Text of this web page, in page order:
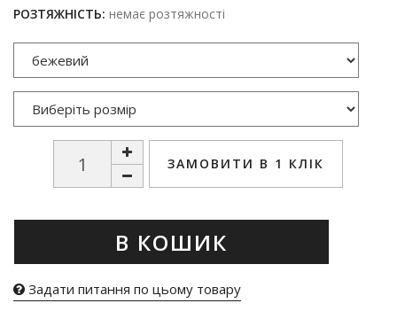
РОЗТЯЖНІСТЬ: немає розтяжності
ЗАМОВИТИ В 1 КЛІК
В КОШИК
Задати питання по цьому товару